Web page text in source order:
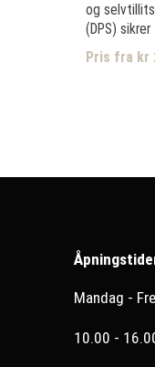
og
(DPS)
Pris fra kr
Mandag -
10.00 -